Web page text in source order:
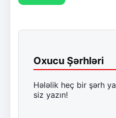
Oxucu Şərhləri
Hələlik heç bir şərh
siz yazın!